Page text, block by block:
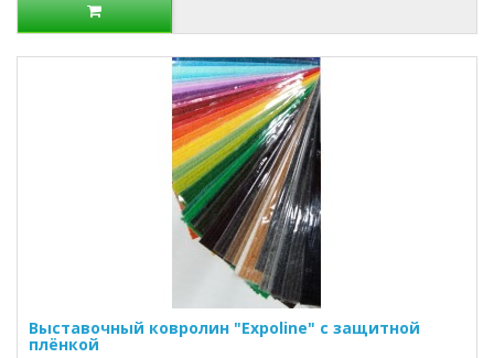
Выставочный ковролин "Expoline" с защитной
плёнкой